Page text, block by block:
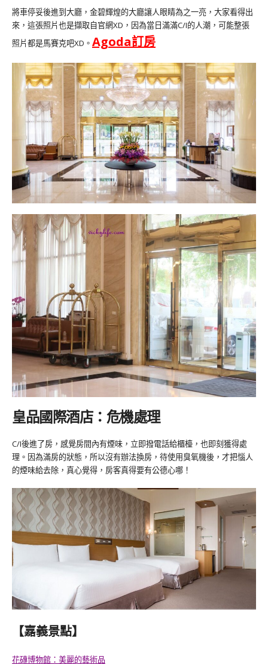
將車停妥後進到大廳，金碧輝煌的大廳讓人眼睛為之一亮，大家看得出
來，這張照片也是擷取自官網XD，因為當日滿滿C/I的人潮，可能整張
照片都是馬賽克吧XD。 Agoda訂房
皇品國際酒店：危機處理
C/I後進了房，感覺房間內有煙味，立即撥電話給櫃檯，也即刻獲得處
理。因為滿房的狀態，所以沒有辦法換房，待使用臭氧機後，才把惱人
的煙味給去除，真心覺得，房客真得要有公德心哪！
【嘉義景點】
花磚博物館：美麗的藝術品